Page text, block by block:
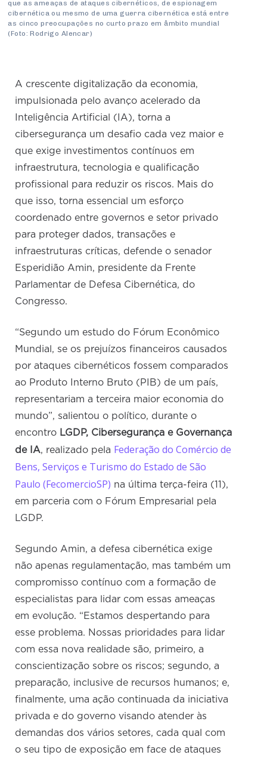
que as ameaças de ataques cibernéticos, de espionagem
cibernética ou mesmo de uma guerra cibernética está entre
as cinco preocupações no curto prazo em âmbito mundial
(Foto: Rodrigo Alencar)
A crescente digitalização da economia,
impulsionada pelo avanço acelerado da
Inteligência Artificial (IA), torna a
cibersegurança um desafio cada vez maior e
que exige investimentos contínuos em
infraestrutura, tecnologia e qualificação
profissional para reduzir os riscos. Mais do
que isso, torna essencial um esforço
coordenado entre governos e setor privado
para proteger dados, transações e
infraestruturas críticas, defende o senador
Esperidião Amin, presidente da Frente
Parlamentar de Defesa Cibernética, do
Congresso.
“Segundo um estudo do Fórum Econômico
Mundial, se os prejuízos financeiros causados
por ataques cibernéticos fossem comparados
ao Produto Interno Bruto (PIB) de um país,
representariam a terceira maior economia do
mundo”, salientou o político, durante o
encontro LGDP, Cibersegurança e Governança
de IA, realizado pela Federação do Comércio de
Bens, Serviços e Turismo do Estado de São
Paulo (FecomercioSP) na última terça-feira (11),
em parceria com o Fórum Empresarial pela
LGDP.
Segundo Amin, a defesa cibernética exige
não apenas regulamentação, mas também um
compromisso contínuo com a formação de
especialistas para lidar com essas ameaças
em evolução. “Estamos despertando para
esse problema. Nossas prioridades para lidar
com essa nova realidade são, primeiro, a
conscientização sobre os riscos; segundo, a
preparação, inclusive de recursos humanos; e,
finalmente, uma ação continuada da iniciativa
privada e do governo visando atender às
demandas dos vários setores, cada qual com
o seu tipo de exposição em face de ataques